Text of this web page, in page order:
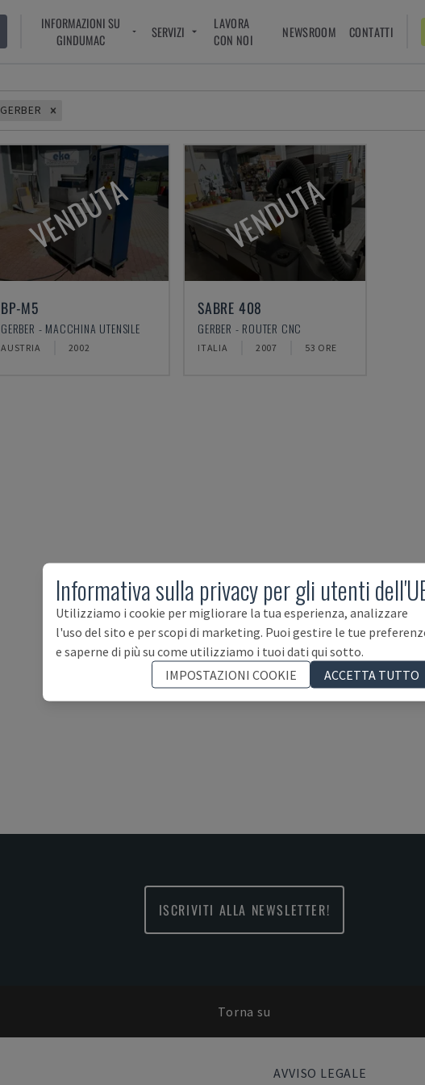
INFORMAZIONI SU
GINDUMAC
SERVIZI
LAVORA
CON NOI
NEWSROOM CONTATTI
GERBER
VENDUTA
BP-M5
GERBER - MACCHINA UTENSILE
AUSTRIA 2002
VENDUTA
SABRE 408
GERBER - ROUTER CNC
ITALIA 2007 53 ORE
ISCRIVITI ALLA NEWSLETTER!
Torna su
AVVISO LEGALE
Informativa sulla privacy per gli utenti
Utilizziamo i cookie per migliorare la tua esperienza, analizzare
l'uso del sito e per scopi di marketing. Puoi gestire le tue
e saperne di più su come utilizziamo i tuoi dati qui sotto.
IMPOSTAZIONI COOKIE
ACCETTA TUTTO